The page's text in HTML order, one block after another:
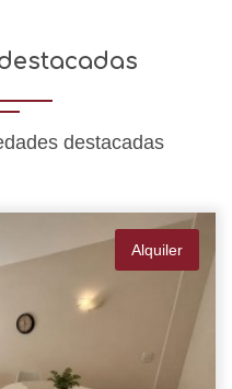
destacadas
Alquiler